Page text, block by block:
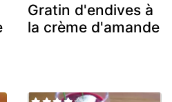
Gratin d'endives à
la crème d'amande